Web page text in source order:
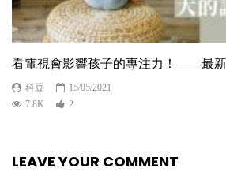
看電視會影響孩子的專注力！——最
科豆
15/05/2021
7.8K
2
LEAVE YOUR COMMENT